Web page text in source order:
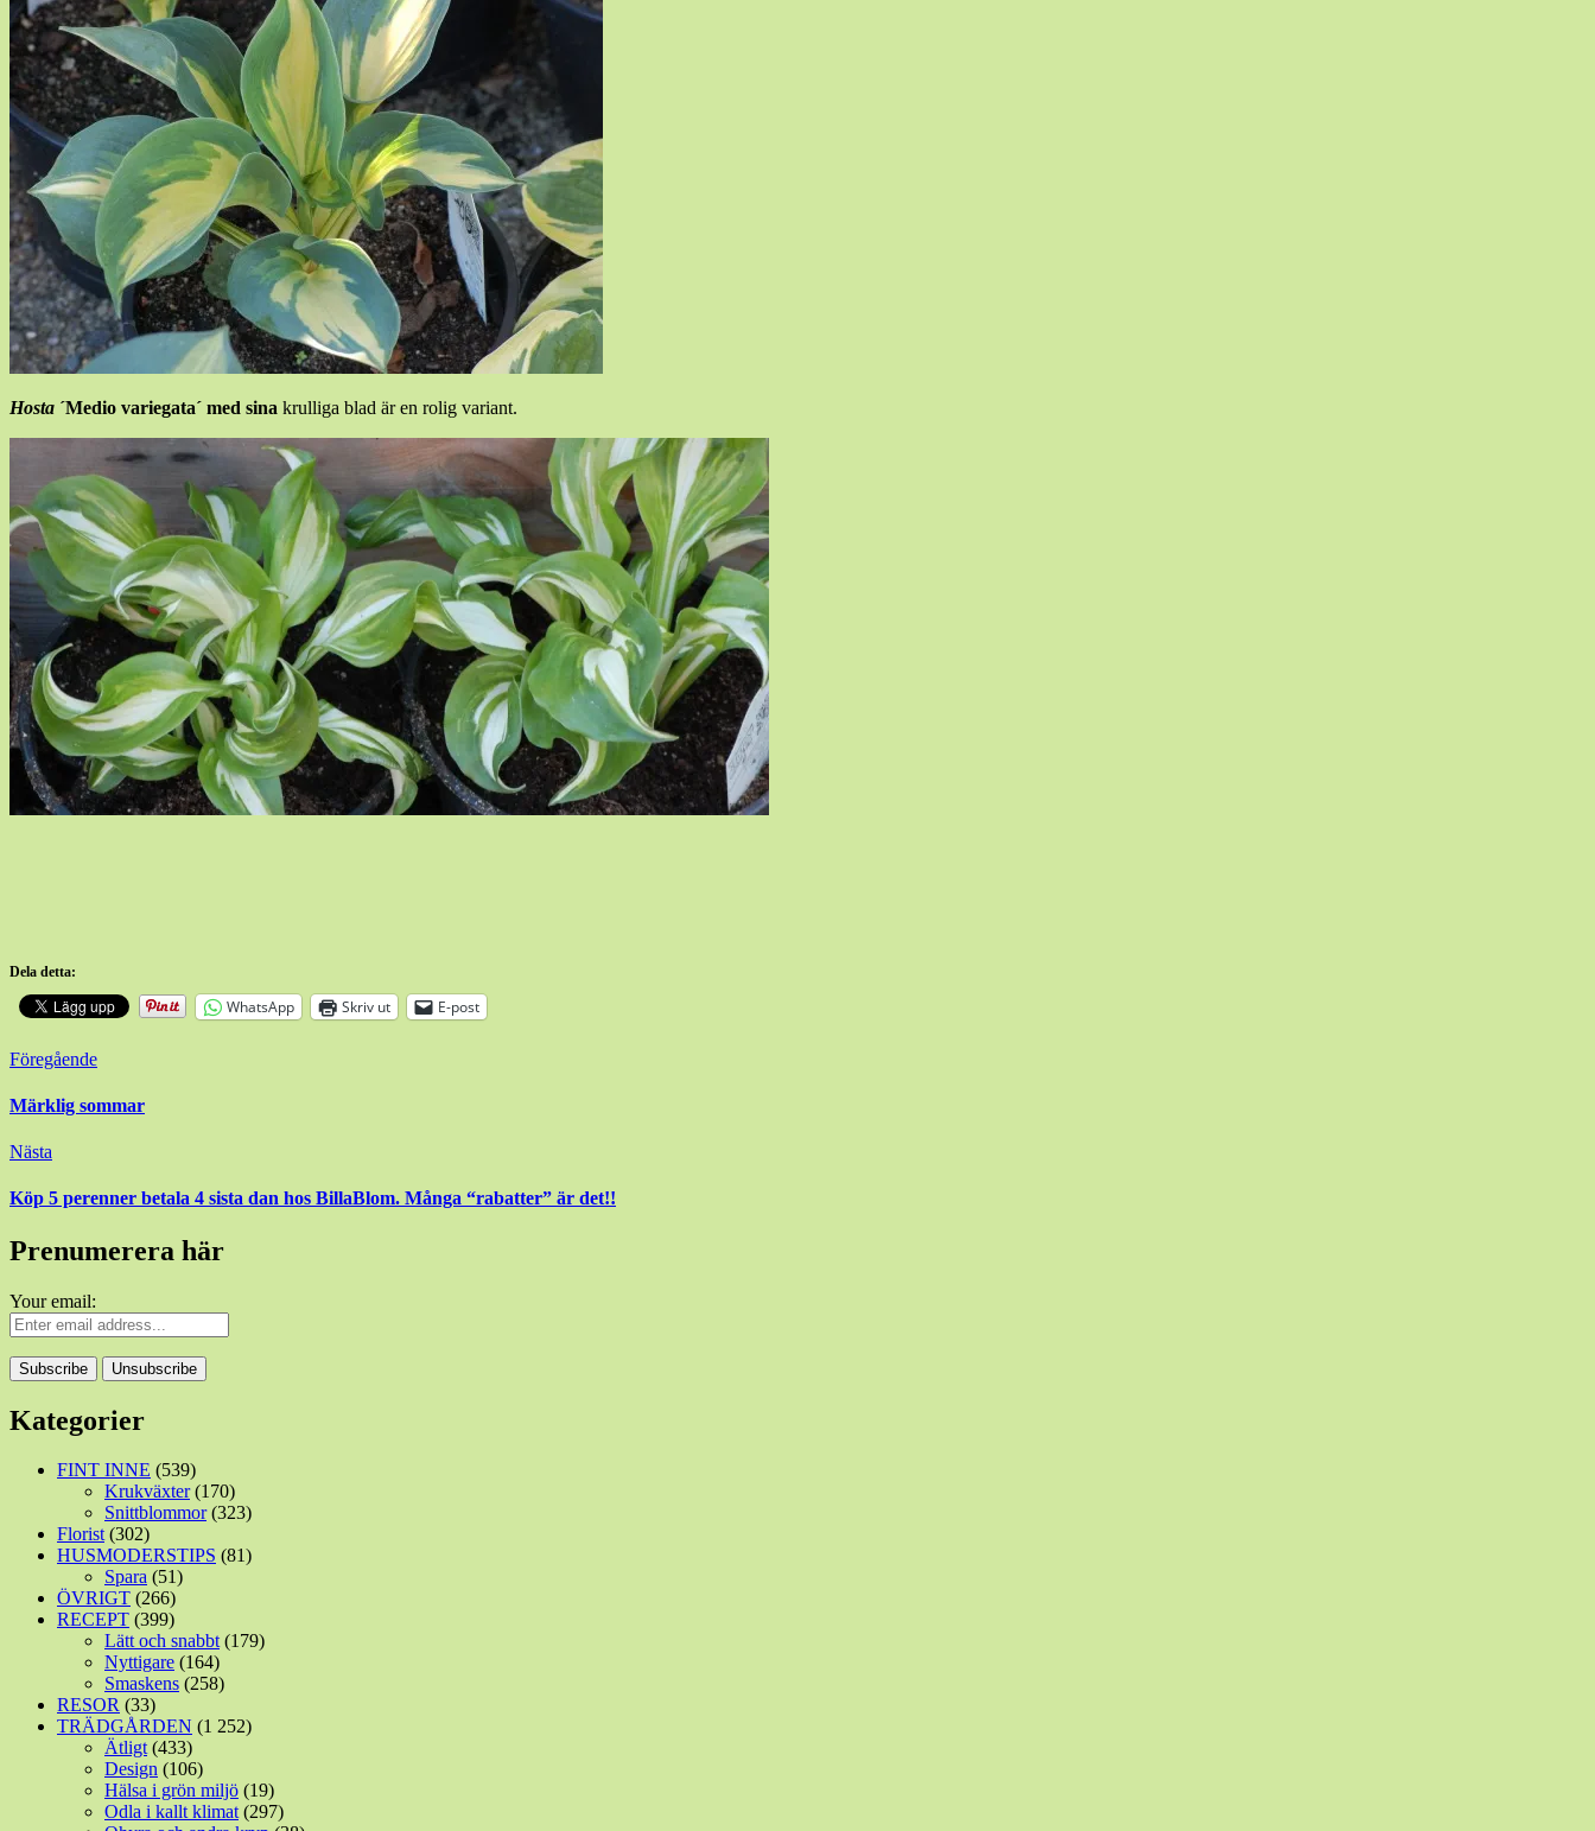
Hosta ´Medio variegata´ med sina krulliga blad är en rolig variant.
Dela detta:
WhatsApp Skriv ut E-post
Inläggsnavigering
Föregående
Märklig sommar
Nästa
Köp 5 perenner betala 4 sista dan hos BillaBlom. Många “rabatter” är det!!
Prenumerera här
Your email:
Kategorier
FINT INNE (539)
Krukväxter(170)
Snittblommor(323)
Florist(302)
HUSMODERSTIPS (81)
Spara (51)
ÖVRIGT (266)
RECEPT (399)
Lätt och snabbt(179)
Nyttigare (164)
Smaskens (258)
RESOR (33)
TRÄDGÅRDEN (1 252)
Ätligt(433)
Design (106)
Hälsa i grön miljö (19)
Odla i kallt klimat(297)